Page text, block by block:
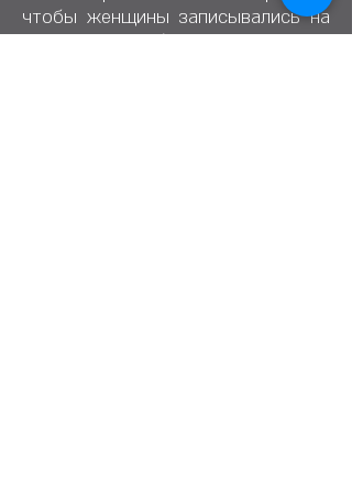
чтобы женщины записывались на
военную службу. Даже женская